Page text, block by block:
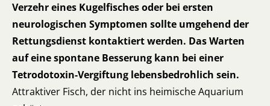
Verzehr eines Kugelfisches oder bei ersten
neurologischen Symptomen sollte umgehend der
Rettungsdienst kontaktiert werden. Das Warten
auf eine spontane Besserung kann bei einer
Tetrodotoxin-Vergiftung lebensbedrohlich sein.
Attraktiver Fisch, der nicht ins heimische Aquarium